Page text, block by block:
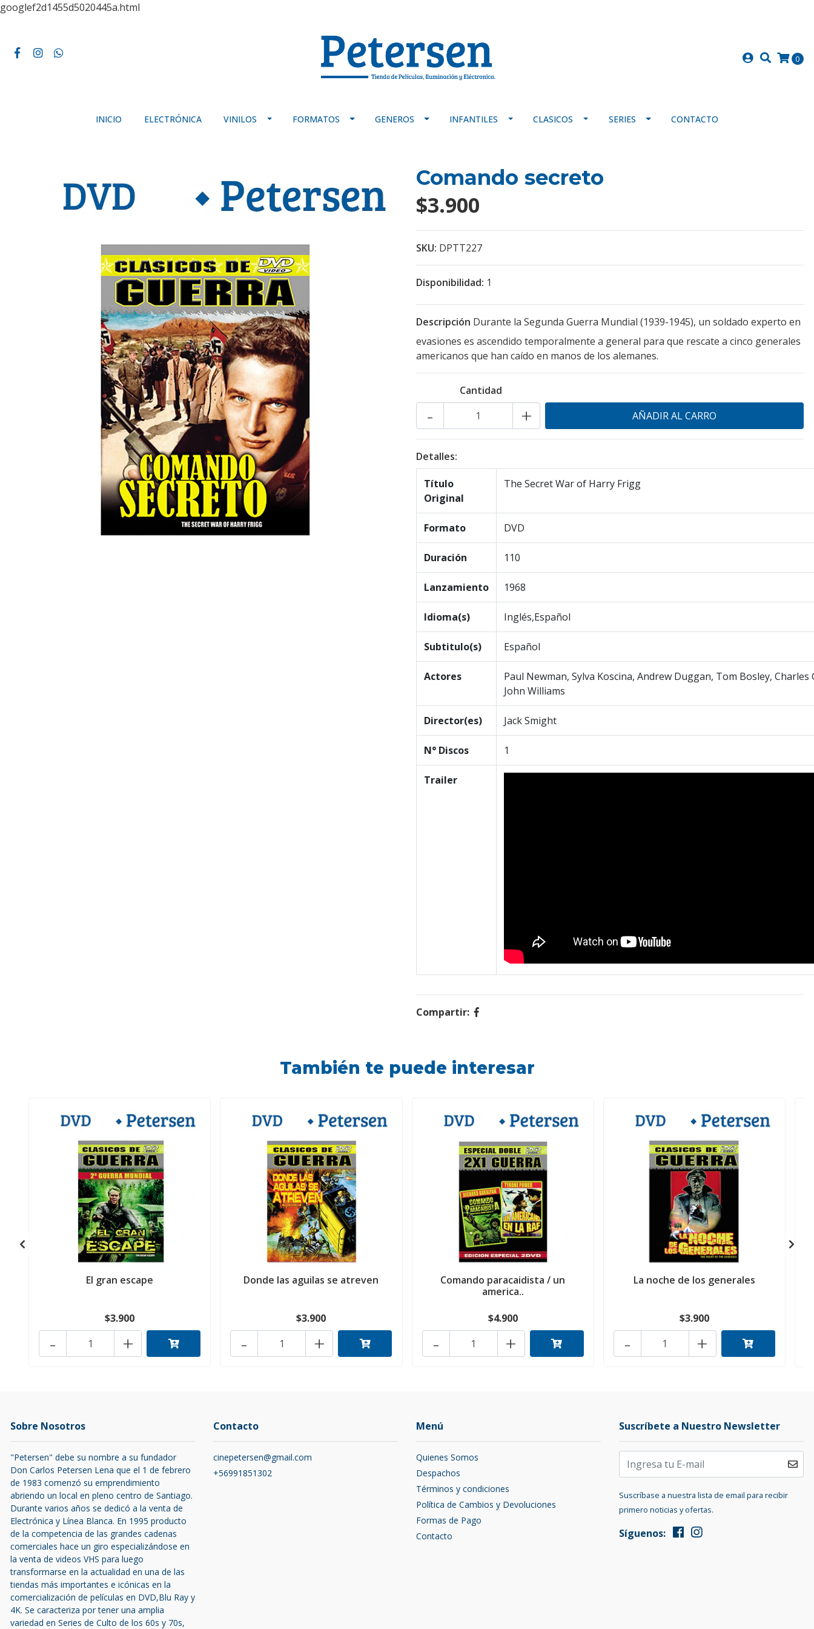
googlef2d1455d5020445a.html
0
INICIO ELECTRÓNICA VINILOS FORMATOS GENEROS INFANTILES CLASICOS SERIES CONTACTO
Comando secreto
$3.900
SKU: DPTT227
Disponibilidad: 1
Descripción Durante la Segunda Guerra Mundial (1939-1945), un soldado experto en
evasiones es ascendido temporalmente a general para que rescate a cinco generales
americanos que han caído en manos de los alemanes.
Cantidad
+
-
Detalles:
Título
Original
The Secret War of Harry Frigg
Formato DVD
Duración 110
Lanzamiento 1968
Idioma(s) Inglés,Español
Subtitulo(s) Español
Actores
Paul Newman, Sylva Koscina, Andrew Duggan, Tom Bosley, Charles
John Williams
Director(es) Jack Smight
N° Discos 1
Trailer
Compartir:
También te puede interesar
El gran escape
$3.900
+
-
Donde las aguilas se atreven
$3.900
+
-
Comando paracaidista / un
america..
$4.900
+
-
La noche de los generales
$3.900
+
-
Sobre Nosotros
"Petersen" debe su nombre a su fundador
Don Carlos Petersen Lena que el 1 de febrero
de 1983 comenzó su emprendimiento
abriendo un local en pleno centro de Santiago.
Durante varios años se dedicó a la venta de
Electrónica y Línea Blanca. En 1995 producto
de la competencia de las grandes cadenas
comerciales hace un giro especializándose en
la venta de videos VHS para luego
transformarse en la actualidad en una de las
tiendas más importantes e icónicas en la
comercialización de películas en DVD,Blu Ray y
4K. Se caracteriza por tener una amplia
variedad en Series de Culto de los 60s y 70s,
Contacto
cinepetersen@gmail.com
+56991851302
Menú
Quienes Somos
Despachos
Términos y condiciones
Política de Cambios y Devoluciones
Formas de Pago
Contacto
Suscríbete a Nuestro Newsletter
Suscríbase a nuestra lista de email para recibir
primero noticias y ofertas.
Síguenos: